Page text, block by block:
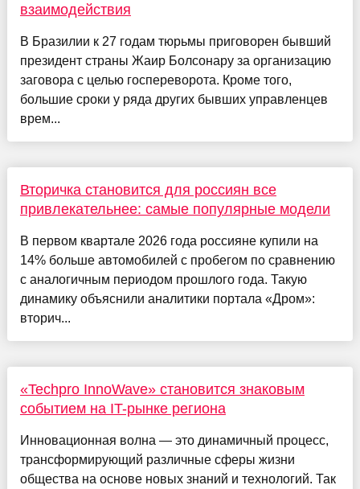
взаимодействия
В Бразилии к 27 годам тюрьмы приговорен бывший
президент страны Жаир Болсонару за организацию
заговора с целью госпереворота. Кроме того,
большие сроки у ряда других бывших управленцев
врем...
Вторичка становится для россиян все
привлекательнее: самые популярные модели
В первом квартале 2026 года россияне купили на
14% больше автомобилей с пробегом по сравнению
с аналогичным периодом прошлого года. Такую
динамику объяснили аналитики портала «Дром»:
вторич...
«Techpro InnoWave» становится знаковым
событием на IT-рынке региона
Инновационная волна — это динамичный процесс,
трансформирующий различные сферы жизни
общества на основе новых знаний и технологий. Так